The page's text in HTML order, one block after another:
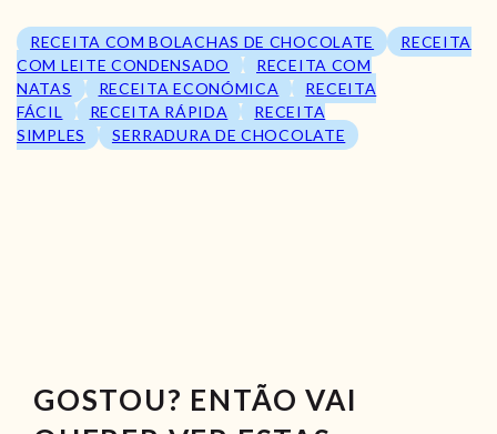
RECEITA COM BOLACHAS DE CHOCOLATE
RECEITA
COM LEITE CONDENSADO
RECEITA COM
NATAS
RECEITA ECONÓMICA
RECEITA
FÁCIL
RECEITA RÁPIDA
RECEITA
SIMPLES
SERRADURA DE CHOCOLATE
GOSTOU? ENTÃO VAI